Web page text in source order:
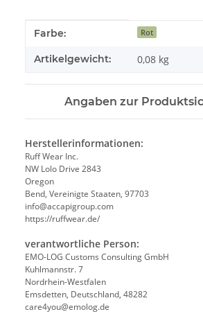
Produkteigenschaft
Wert
Farbe: Rot
Artikelgewicht: 0,08 kg
Angaben zur
Herstellerinformationen:
Ruff Wear Inc.
NW Lolo Drive 2843
Oregon
Bend, Vereinigte Staaten, 97703
info@accapigroup.com
https://ruffwear.de/
verantwortliche Person:
EMO-LOG Customs Consulting GmbH
Kuhlmannstr. 7
Nordrhein-Westfalen
Emsdetten, Deutschland, 48282
care4you@emolog.de